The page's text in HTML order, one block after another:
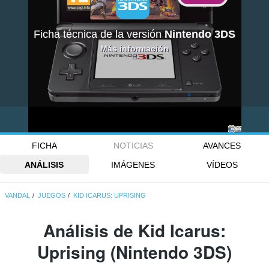
Ficha técnica de la versiónNintendo 3DS
Más información
FICHA NOTICIAS
AVANCES
ANÁLISIS
IMÁGENES VÍDEOS
VANDAL JUEGOS KID ICARUS: UPRISING
Análisis de Kid Icarus:
Uprising (Nintendo 3DS)